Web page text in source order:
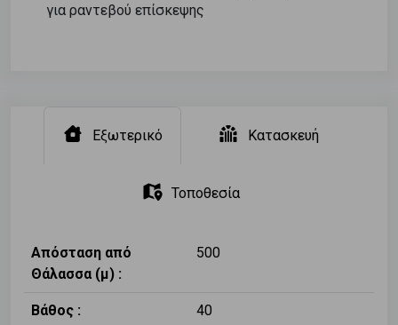
για ραντεβού επίσκεψης
Εξωτερικό Κατασκευή
Τοποθεσία
Απόσταση από
Θάλασσα (μ) :
500
Βάθος : 40